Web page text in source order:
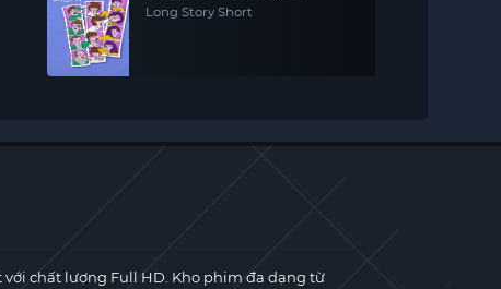
Long Story Short
chất lượng Full HD. Kho phim đa dạng từ